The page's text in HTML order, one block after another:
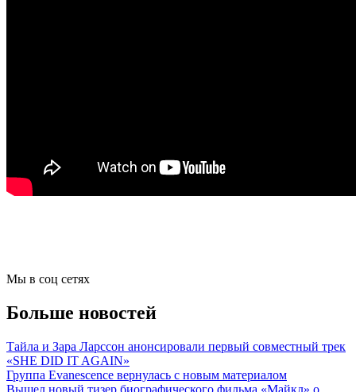
Мы в соц сетях
Больше новостей
Тайла и Зара Ларссон анонсировали первый совместный трек
«SHE DID IT AGAIN»
Группа Evanescence вернулась с новым материалом
Вышел новый тизер биографического фильма «Майкл» о